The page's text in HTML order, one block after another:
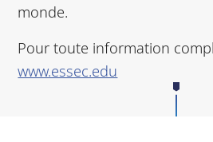
monde.
Pour toute information
www.essec.edu